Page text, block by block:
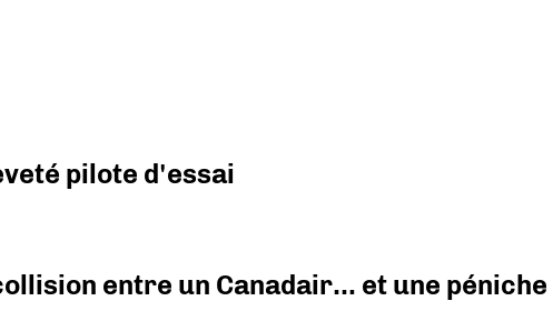
pilote d'essai
entre un Canadair… et une péniche